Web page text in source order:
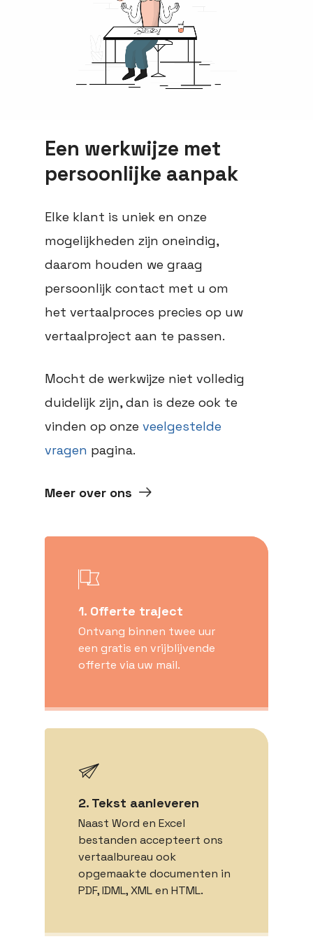
Een werkwijze met
persoonlijke aanpak
Elke klant is uniek en onze
mogelijkheden zijn oneindig,
daarom houden we graag
persoonlijk contact met u om
het vertaalproces precies op uw
vertaalproject aan te passen.
Mocht de werkwijze niet volledig
duidelijk zijn, dan is deze ook te
vinden op onzeveelgestelde
vragen pagina.
Meer over ons
1. Offerte traject
Ontvang binnen twee uur
een gratis en vrijblijvende
offerte via uw mail.
2. Tekst aanleveren
Naast Word en Excel
bestanden accepteert ons
vertaalbureau ook
opgemaakte documenten in
PDF, IDML, XML en HTML.